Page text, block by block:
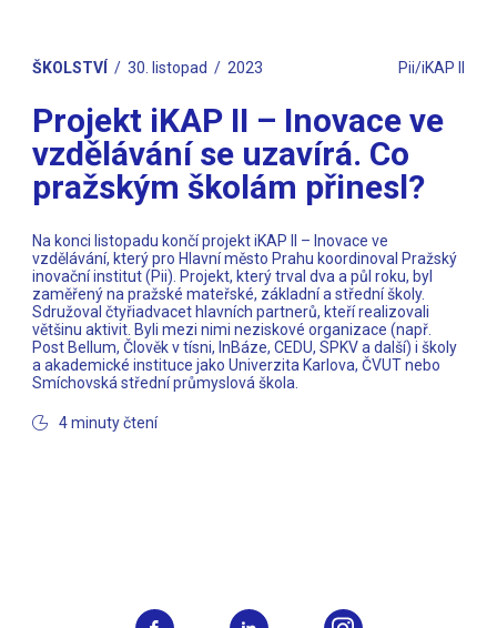
ŠKOLSTVÍ 30. listopad 2023 Pii/iKAP II
Projekt iKAP II – Inovace ve
vzdělávání se uzavírá. Co
pražským školám přinesl?
Na konci listopadu končí projekt iKAP II – Inovace ve
vzdělávání, který pro Hlavní město Prahu koordinoval Pražský
inovační institut (Pii). Projekt, který trval dva a půl roku, byl
zaměřený na pražské mateřské, základní a střední školy.
Sdružoval čtyřiadvacet hlavních partnerů, kteří realizovali
většinu aktivit. Byli mezi nimi neziskové organizace (např.
Post Bellum, Člověk v tísni, InBáze, CEDU, SPKV a další) i školy
a akademické instituce jako Univerzita Karlova, ČVUT nebo
Smíchovská střední průmyslová škola.
4 minuty čtení